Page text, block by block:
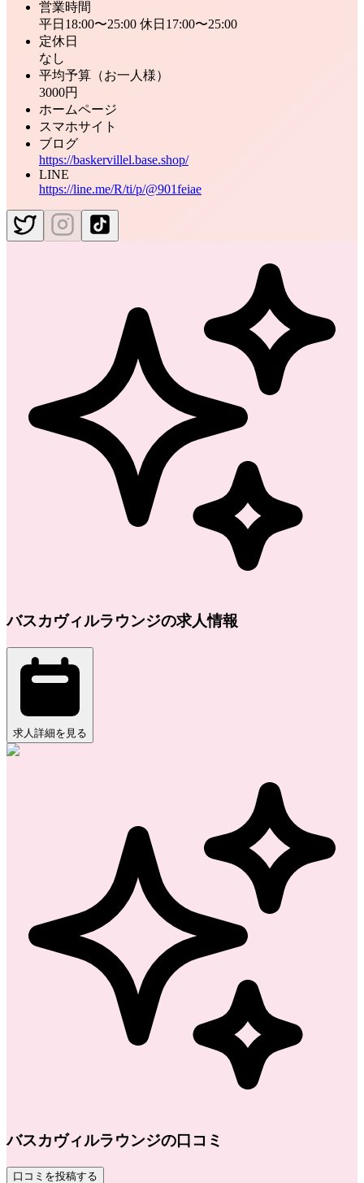
営業時間
平日18:00〜25:00 休日17:00〜25:00
定休日
なし
平均予算（お一人様）
3000円
ホームページ
スマホサイト
ブログ
https://baskervillel.base.shop/
LINE
https://line.me/R/ti/p/@901feiae
バスカヴィルラウンジの求人情報
求人詳細を見る
バスカヴィルラウンジの口コミ
口コミを投稿する